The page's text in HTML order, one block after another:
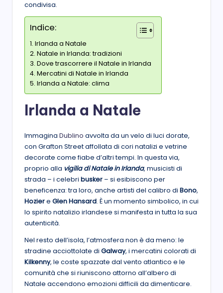
condivisa.
Indice:
Irlanda a Natale
Natale in Irlanda: tradizioni
Dove trascorrere il Natale in Irlanda
Mercatini di Natale in Irlanda
Irlanda a Natale: clima
Irlanda a Natale
Immagina Dublino avvolta da un velo di luci dorate,
con Grafton Street affollata di cori natalizi e vetrine
decorate come fiabe d’altri tempi. In questa via,
proprio alla vigilia di Natale in Irlanda, musicisti di
strada – i celebri busker – si esibiscono per
beneficenza: tra loro, anche artisti del calibro di Bono,
Hoziere Glen Hansard. È un momento simbolico, in cui
lo spirito natalizio irlandese si manifesta in tutta la sua
autenticità.
Nel resto dell’isola, l’atmosfera non è da meno: le
stradine acciottolate di Galway, i mercatini colorati di
Kilkenny, le coste spazzate dal vento atlantico e le
comunità che si riuniscono attorno all’albero di
Natale accendono emozioni difficili da dimenticare.